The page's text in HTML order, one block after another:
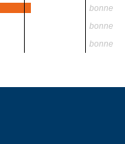
bonne
bonne
bonne